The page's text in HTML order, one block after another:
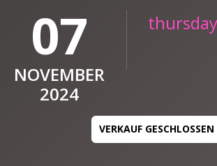
07
NOVEMBER
2024
VERKAUF GESCHLOSSEN